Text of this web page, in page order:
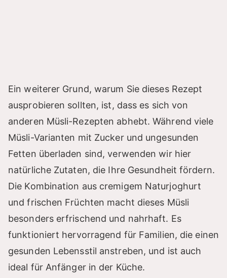
Ein weiterer Grund, warum Sie dieses Rezept
ausprobieren sollten, ist, dass es sich von
anderen Müsli-Rezepten abhebt. Während viele
Müsli-Varianten mit Zucker und ungesunden
Fetten überladen sind, verwenden wir hier
natürliche Zutaten, die Ihre Gesundheit fördern.
Die Kombination aus cremigem Naturjoghurt
und frischen Früchten macht dieses Müsli
besonders erfrischend und nahrhaft. Es
funktioniert hervorragend für Familien, die einen
gesunden Lebensstil anstreben, und ist auch
ideal für Anfänger in der Küche.